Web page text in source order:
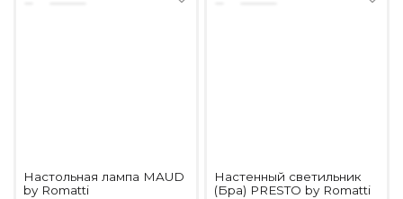
Настольная лампа MAUD
by Romatti
Настенный светильник
(Бра) PRESTO by Romatti